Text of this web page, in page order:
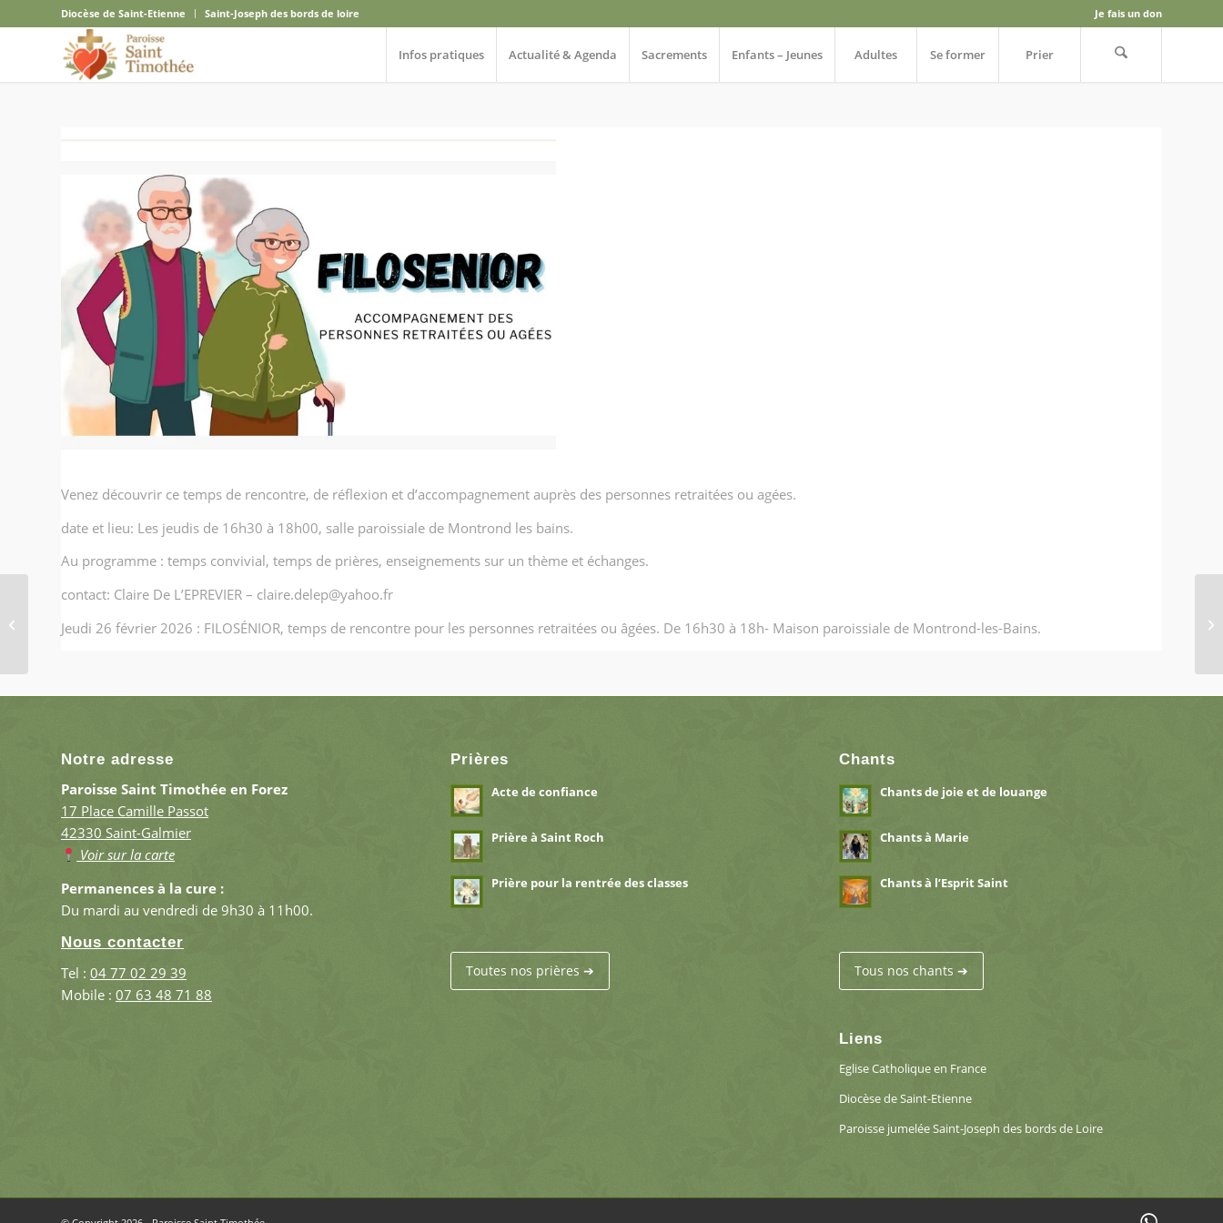
Diocèse de Saint-Etienne Saint-Joseph des bords de loire Je fais un don
Infos pratiques Actualité & Agenda Sacrements Enfants – Jeunes Adultes Se former Prier
Venez découvrir ce temps de rencontre, de réflexion et d’accompagnement auprès des personnes retraitées ou agées.
date et lieu: Les jeudis de 16h30 à 18h00, salle paroissiale de Montrond les bains.
Au programme : temps convivial, temps de prières, enseignements sur un thème et échanges.
contact: Claire De L’EPREVIER – claire.delep@yahoo.fr
Jeudi 26 février 2026 : FILOSÉNIOR, temps de rencontre pour les personnes retraitées ou âgées. De 16h30 à 18h- Maison paroissiale de Montrond-les-Bains.
Notre adresse
Paroisse Saint Timothée en Forez
17 Place Camille Passot
42330 Saint-Galmier
Voir sur la carte
Permanences à la cure :
Du mardi au vendredi de 9h30 à 11h00.
Nous contacter
Tel : 04 77 02 29 39
Mobile : 07 63 48 71 88
Prières
Acte de confiance
Prière à Saint Roch
Prière pour la rentrée des classes
Toutes nos prières ➔
Chants
Chants de joie et de louange
Chants à Marie
Chants à l’Esprit Saint
Tous nos chants ➔
Liens
Eglise Catholique en France
Diocèse de Saint-Etienne
Paroisse jumelée Saint-Joseph des bords de Loire
« Convertissez-vous et
Nouvelle » Mercredi